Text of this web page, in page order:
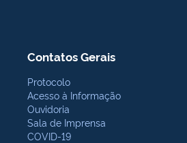
Contatos Gerais
Protocolo
Acesso à Informação
Ouvidoria
Sala de Imprensa
COVID-19